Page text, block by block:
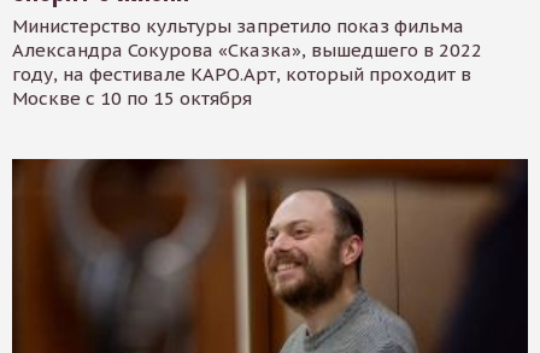
Министерство культуры запретило показ фильма
Александра Сокурова «Сказка», вышедшего в 2022
году, на фестивале КАРО.Арт, который проходит в
Москве с 10 по 15 октября